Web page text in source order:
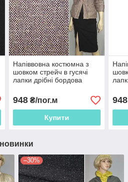
Напіввовна костюмна з
шовком стрейч в гусячі
лапки дрібні бордова
948₴/пог.м
Купити
948
новинки
–30%